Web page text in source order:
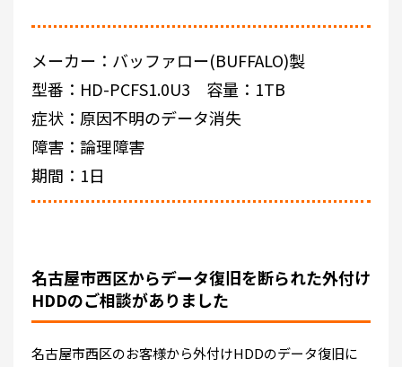
メーカー：バッファロー(BUFFALO)製
型番：HD-PCFS1.0U3 容量：1TB
症状：原因不明のデータ消失
障害：論理障害
期間：1日
名古屋市西区からデータ復旧を断られた外付け
HDDのご相談がありました
名古屋市西区のお客様から外付けHDDのデータ復旧に